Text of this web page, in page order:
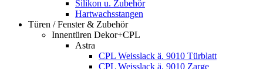
Silikon u. Zubehör
Hartwachsstangen
Türen / Fenster & Zubehör
Innentüren Dekor+CPL
Astra
CPL Weisslack ä. 9010 Türblatt
CPL Weisslack ä. 9010 Zarge